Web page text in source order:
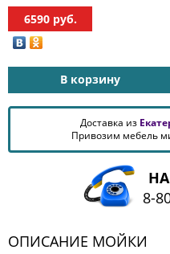
6590руб.
В корзину
Доставка из
Привозим мебель
8-
ОПИСАНИЕ МОЙКИ
РАЗНАЯ
МЕБЕЛЬ
КОМОДЫ
ЖУРНАЛЬНЫЕ
СТОЛЫ
ТУАЛЕТНЫЕ
СТОЛИКИ
БАНКЕТКИ
ДИВАНЧИКИ
МЕБЕЛЬ